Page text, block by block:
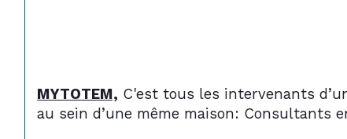
MYTOTEM, C'est tous les intervenants
au sein d’une même maison: Consultants